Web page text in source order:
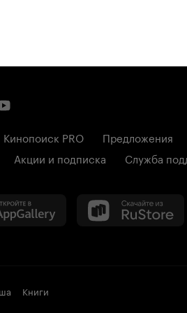
Кинопоиск PRO Предложения
Акции и подписка Служба
Книги